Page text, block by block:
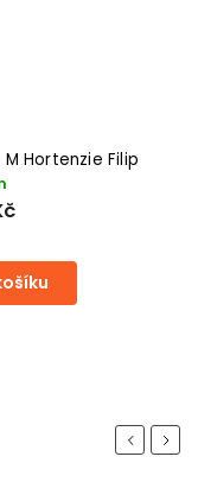
Hortenzie Filip
Previous
Next